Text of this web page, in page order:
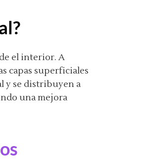
el interior. A
capas superficiales
y se distribuyen a
una mejora